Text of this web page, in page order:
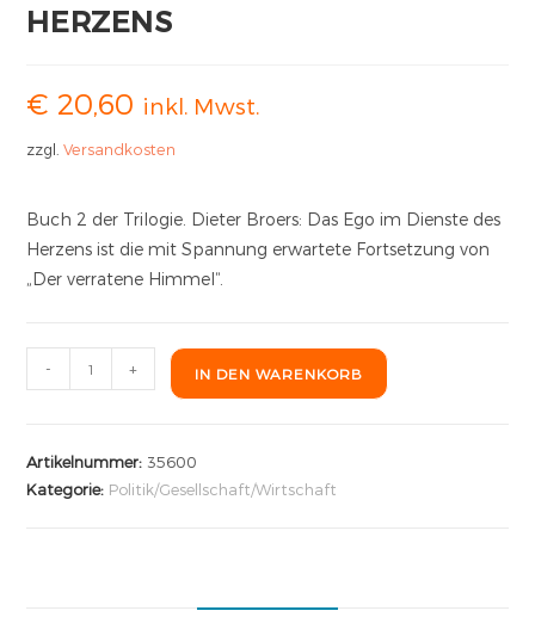
HERZENS
€ 20,60 inkl. Mwst.
zzgl.Versandkosten
Buch 2 der Trilogie. Dieter Broers: Das Ego im Dienste des
Herzens ist die mit Spannung erwartete Fortsetzung von
„Der verratene Himmel“.
- + IN DEN WARENKORB
Artikelnummer: 35600
Kategorie: Politik/Gesellschaft/Wirtschaft